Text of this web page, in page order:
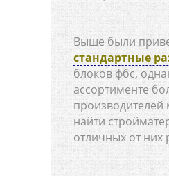
Выше были
стандартные
блоков фбс,
ассортименте
найти
отличных от них